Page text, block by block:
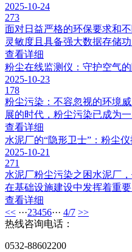
2025-10-24
273
面对日益严格的环保要求和
灵敏度且具备强大数据存储功
查看详细
粉尘在线监测仪：守护空气
2025-10-23
178
粉尘污染：不容忽视的环境
展的时代，粉尘污染已成为一
查看详细
水泥厂的“隐形卫士”：粉尘
2025-10-21
271
水泥厂粉尘污染之困水泥厂
在基础设施建设中发挥着重要
查看详细
<< ···23456··· 4/7 >>
热线咨询电话：
0532-88602200